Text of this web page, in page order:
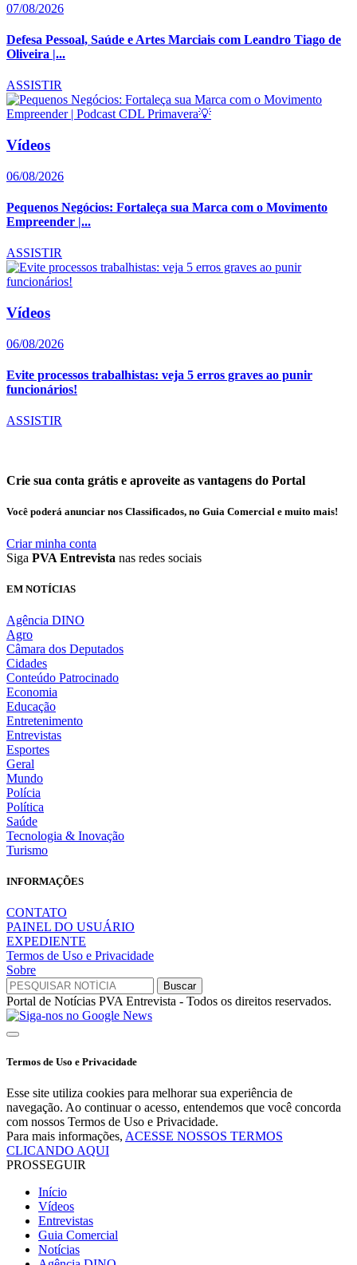
07/08/2026
Defesa Pessoal, Saúde e Artes Marciais com Leandro Tiago de
Oliveira |...
ASSISTIR
Vídeos
06/08/2026
Pequenos Negócios: Fortaleça sua Marca com o Movimento
Empreender |...
ASSISTIR
Vídeos
06/08/2026
Evite processos trabalhistas: veja 5 erros graves ao punir
funcionários!
ASSISTIR
Crie sua conta grátis e aproveite as vantagens do Portal
Você poderá anunciar nos Classificados, no Guia Comercial e muito mais!
Criar minha conta
Siga PVA Entrevista nas redes sociais
EM NOTÍCIAS
Agência DINO
Agro
Câmara dos Deputados
Cidades
Conteúdo Patrocinado
Economia
Educação
Entretenimento
Entrevistas
Esportes
Geral
Mundo
Polícia
Política
Saúde
Tecnologia & Inovação
Turismo
INFORMAÇÕES
CONTATO
PAINEL DO USUÁRIO
EXPEDIENTE
Termos de Uso e Privacidade
Sobre
Portal de Notícias PVA Entrevista - Todos os direitos reservados.
Termos de Uso e Privacidade
Esse site utiliza cookies para melhorar sua experiência de
navegação. Ao continuar o acesso, entendemos que você concorda
com nossos Termos de Uso e Privacidade.
Para mais informações, ACESSE NOSSOS TERMOS
CLICANDO AQUI
PROSSEGUIR
Início
Vídeos
Entrevistas
Guia Comercial
Notícias